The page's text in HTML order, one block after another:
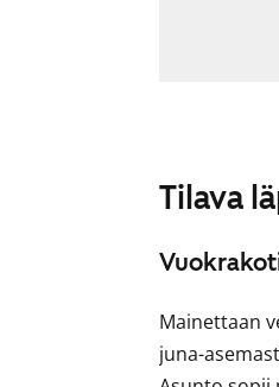
Tilava
Mainettaan
juna-